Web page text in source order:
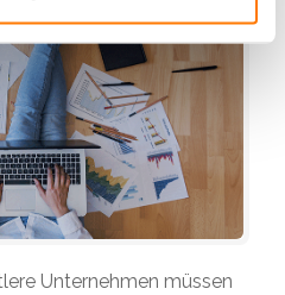
Unternehmen müssen